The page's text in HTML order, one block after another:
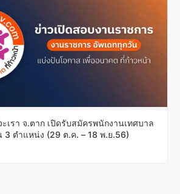
เรา จ.ตาก เปิดรับสมัครพนักงานเทศบาล
3 ตำแหน่ง (29 ต.ค. – 18 พ.ย.56)